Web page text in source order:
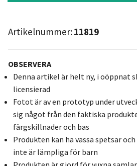
Artikelnummer:11819
OBSERVERA
Denna artikel är helt ny, i oöppnat
licensierad
Fotot är av en prototyp under
sig något från den faktiska
färgskillnader och bas
Produkten kan ha vassa spetsar
inte är lämpliga för barn